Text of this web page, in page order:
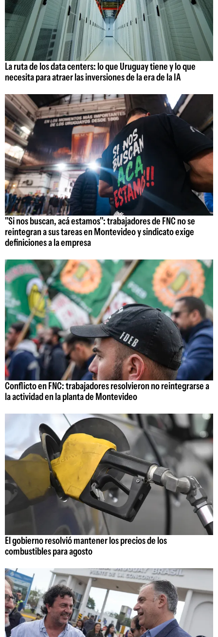
La ruta de los data centers: lo que Uruguay tiene y lo que
necesita para atraer las inversiones de la era de la IA
"Si nos buscan, acá estamos": trabajadores de FNC no se
reintegran a sus tareas en Montevideo y sindicato exige
definiciones a la empresa
Conflicto en FNC: trabajadores resolvieron no reintegrarse a
la actividad en la planta de Montevideo
El gobierno resolvió mantener los precios de los
combustibles para agosto